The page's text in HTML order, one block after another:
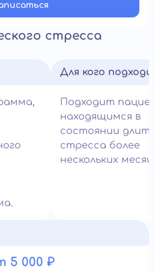
стресса
Для кого
Подходит
находящимся в
состоянии
стресса более
нескольких
5 000 ₽